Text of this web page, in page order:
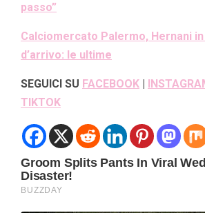
passo”
Calciomercato Palermo, Hernani
d’arrivo: le ultime
SEGUICI SU FACEBOOK
TIKTOK